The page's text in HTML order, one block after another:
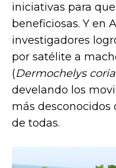
iniciativas para
beneficiosas. Y en
investigadores
por satélite a
(Dermochelys
develando los
más desconocidos
de todas.